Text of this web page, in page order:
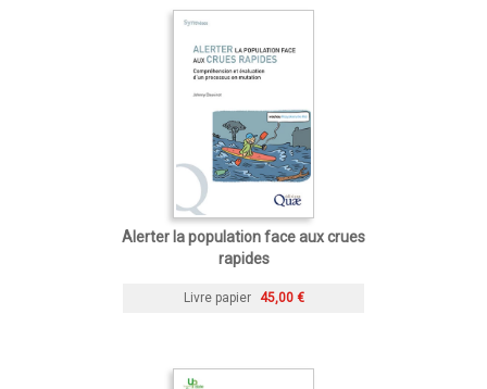
Alerter la population face aux crues
rapides
Livre papier 45,00 €